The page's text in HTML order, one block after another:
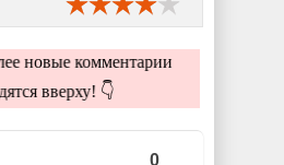
новые комментарии
вверху! 👇
0